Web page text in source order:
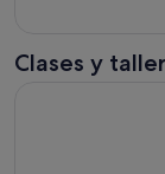
Clases y